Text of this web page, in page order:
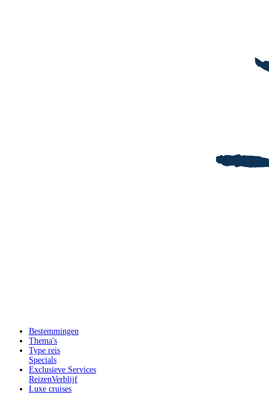
Bestemmingen
Thema's
Type reis
Specials
Exclusieve Services
ReizenVerblijf
Luxe cruises